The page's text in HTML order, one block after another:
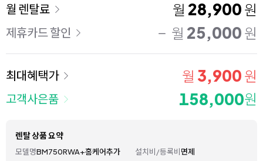
이용 요금
월 렌탈료 월 28,900 원
제휴카드 할인 월 25,000 원
최대혜택가 월 3,900 원
고객사은품 158,000원
렌탈 상품 요약
모델명BM750RWA+홈케어추가 설치비/등록비면제